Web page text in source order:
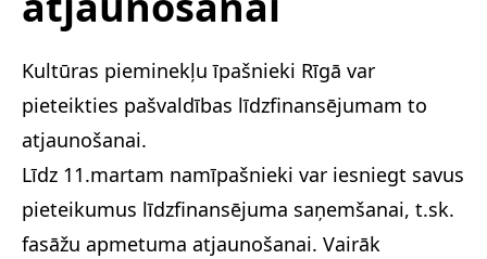
Kultūras pieminekļu īpašnieki Rīgā var
pieteikties pašvaldības līdzfinansējumam to
atjaunošanai.
Līdz 11.martam namīpašnieki var iesniegt savus
pieteikumus līdzfinansējuma saņemšanai, t.sk.
fasāžu apmetuma atjaunošanai. Vairāk